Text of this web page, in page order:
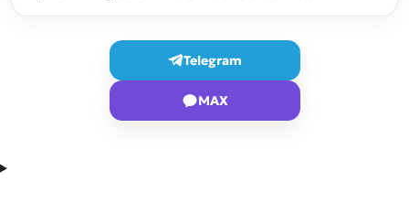
Telegram
MAX